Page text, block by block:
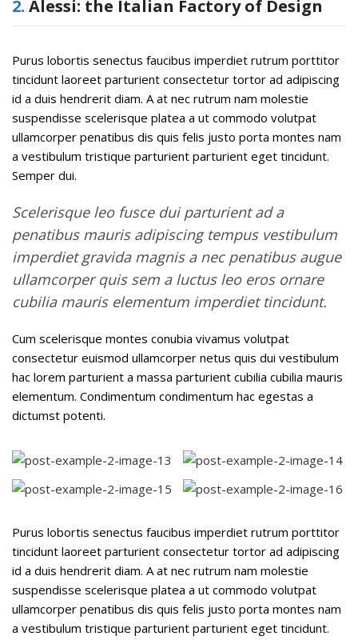
2. Alessi: the Italian Factory of Design
Purus lobortis senectus faucibus imperdiet rutrum porttitor
tincidunt laoreet parturient consectetur tortor ad adipiscing
id a duis hendrerit diam. A at nec rutrum nam molestie
suspendisse scelerisque platea a ut commodo volutpat
ullamcorper penatibus dis quis felis justo porta montes nam
a vestibulum tristique parturient parturient eget tincidunt.
Semper dui.
Scelerisque leo fusce dui parturient ad a
penatibus mauris adipiscing tempus vestibulum
imperdiet gravida magnis a nec penatibus augue
ullamcorper quis sem a luctus leo eros ornare
cubilia mauris elementum imperdiet tincidunt.
Cum scelerisque montes conubia vivamus volutpat
consectetur euismod ullamcorper netus quis dui vestibulum
hac lorem parturient a massa parturient cubilia cubilia mauris
elementum. Condimentum condimentum hac egestas a
dictumst potenti.
Purus lobortis senectus faucibus imperdiet rutrum porttitor
tincidunt laoreet parturient consectetur tortor ad adipiscing
id a duis hendrerit diam. A at nec rutrum nam molestie
suspendisse scelerisque platea a ut commodo volutpat
ullamcorper penatibus dis quis felis justo porta montes nam
a vestibulum tristique parturient parturient eget tincidunt.